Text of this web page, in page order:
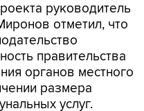
руководитель
отметил, что
правительства
органов местного
размера
услуг.